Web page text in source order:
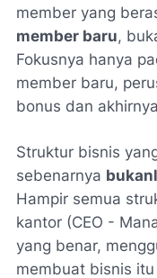
member yang
member baru,
Fokusnya hanya
member baru,
bonus dan
Struktur bisnis
sebenarnya
Hampir semua
kantor (CEO -
yang benar,
membuat bisnis